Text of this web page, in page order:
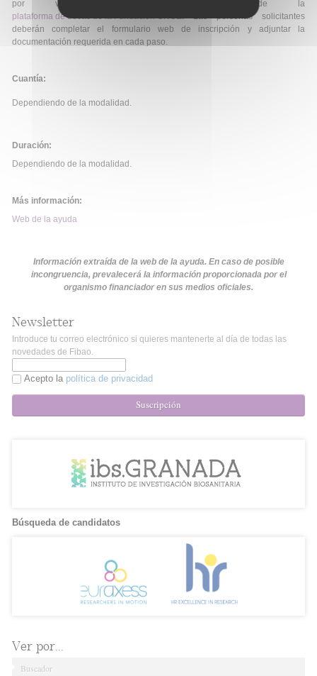
por vía telemática a través de la
plataforma de becas de la Fundación ONCE. Las personas solicitantes
deberán completar el formulario web de inscripción y adjuntar la
documentación requerida en cada paso.
Cuantía:
Dependiendo de la modalidad.
Duración:
Dependiendo de la modalidad.
Más información:
Web de la ayuda
Información extraída de la web de la ayuda. En caso de posible
incongruencia, prevalecerá la información proporcionada por el
organismo financiador en sus medios oficiales.
Newsletter
Introduce tu correo electrónico si quieres mantenerte al día de todas las
novedades de Fibao.
Acepto la política de privacidad
Suscripción
Búsqueda de candidatos
Ver por...
Buscador